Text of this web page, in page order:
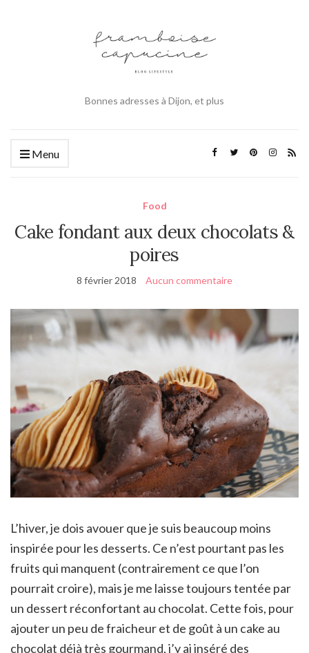
Bonnes adresses à Dijon, et plus
Menu
Food
Cake fondant aux deux chocolats &
poires
8 février 2018 Aucun commentaire
L’hiver, je dois avouer que je suis beaucoup moins
inspirée pour les desserts. Ce n’est pourtant pas les
fruits qui manquent (contrairement ce que l’on
pourrait croire), mais je me laisse toujours tentée par
un dessert réconfortant au chocolat. Cette fois, pour
ajouter un peu de fraicheur et de goût à un cake au
chocolat déjà très gourmand, j’y ai inséré des